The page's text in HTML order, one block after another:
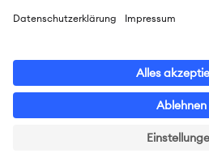
Leichte Sprache
Erklärung zur Barrierefreiheit
© 2026 Initiative „Schulen: Partner